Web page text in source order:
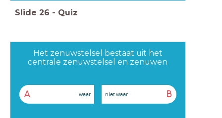
Slide 26 - Quiz
Het zenuwstelsel bestaat uit het
centrale zenuwstelsel en zenuwen
A waar B
niet waar